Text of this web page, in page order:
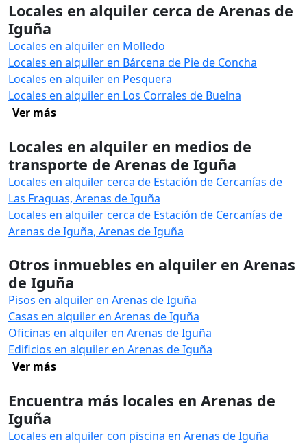
Locales en alquiler cerca de Arenas de
Iguña
Locales en alquiler en Molledo
Locales en alquiler en Bárcena de Pie de Concha
Locales en alquiler en Pesquera
Locales en alquiler en Los Corrales de Buelna
Ver más
Locales en alquiler en medios de
transporte de Arenas de Iguña
Locales en alquiler cerca de Estación de Cercanías de
Las Fraguas, Arenas de Iguña
Locales en alquiler cerca de Estación de Cercanías de
Arenas de Iguña, Arenas de Iguña
Otros inmuebles en alquiler en Arenas
de Iguña
Pisos en alquiler en Arenas de Iguña
Casas en alquiler en Arenas de Iguña
Oficinas en alquiler en Arenas de Iguña
Edificios en alquiler en Arenas de Iguña
Ver más
Encuentra más locales en Arenas de
Iguña
Locales en alquiler con piscina en Arenas de Iguña